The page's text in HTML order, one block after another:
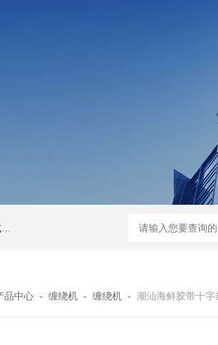
自动协作码垛机纸
品中心 - 缠绕机 - 缠绕机 - 潮汕海鲜胶带十